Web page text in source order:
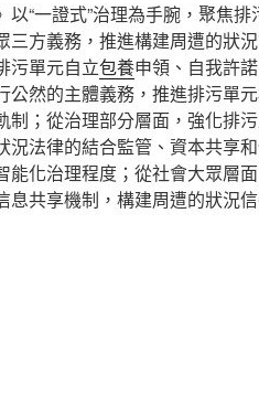
以“一證式”治理為手腕，聚焦
三方義務，推進構建周遭的狀
污單元自立包養申領、自我許
公然的主體義務，推進排污單
制；從治理部分層面，強化排
況法律的結合監管、資本共享
能化治理程度；從社會大眾層
息共享機制，構建周遭的狀況